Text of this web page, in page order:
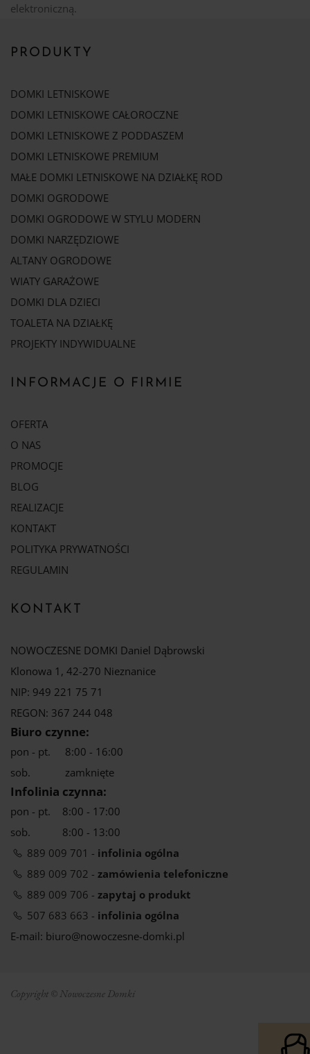
elektroniczną.
PRODUKTY
DOMKI LETNISKOWE
DOMKI LETNISKOWE CAŁOROCZNE
DOMKI LETNISKOWE Z PODDASZEM
DOMKI LETNISKOWE PREMIUM
MAŁE DOMKI LETNISKOWE NA DZIAŁKĘ ROD
DOMKI OGRODOWE
DOMKI OGRODOWE W STYLU MODERN
DOMKI NARZĘDZIOWE
ALTANY OGRODOWE
WIATY GARAŻOWE
DOMKI DLA DZIECI
TOALETA NA DZIAŁKĘ
PROJEKTY INDYWIDUALNE
INFORMACJE O FIRMIE
OFERTA
O NAS
PROMOCJE
BLOG
REALIZACJE
KONTAKT
POLITYKA PRYWATNOŚCI
REGULAMIN
KONTAKT
NOWOCZESNE DOMKI Daniel Dąbrowski
Klonowa 1, 42-270 Nieznanice
NIP: 949 221 75 71
REGON: 367 244 048
Biuro czynne:
pon - pt.
8:00 - 16:00
sob.
zamknięte
Infolinia czynna:
pon - pt.
8:00 - 17:00
sob.
8:00 - 13:00
889 009 701 - infolinia ogólna
889 009 702 - zamówienia telefoniczne
889 009 706 - zapytaj o produkt
507 683 663 - infolinia ogólna
E-mail: biuro@nowoczesne-domki.pl
Copyright © Nowoczesne Domki